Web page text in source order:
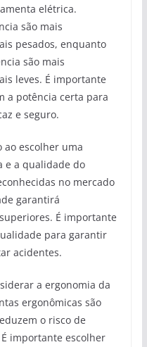
elétrica.
são mais
pesados, enquanto
são mais
leves. É importante
a potência certa para
e seguro.
escolher uma
e a qualidade do
no mercado
garantirá
É importante
para garantir
acidentes.
a ergonomia da
ergonômicas são
o risco de
importante escolher